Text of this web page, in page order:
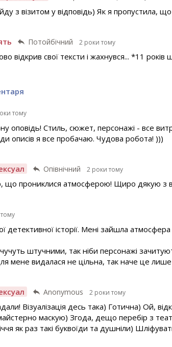
з візитом у відповідь) Як я пропустила,
Потойбічний 2 роки тому
відкрив свої тексти і жахнувся... *11
тому
оповідь! Стиль, сюжет, персонажі - все
описів я все пробачаю. Чудова робота! )))
Опівнічний 2 роки тому
що прониклися атмосферою! Щиро дякую з
детективної історії. Мені зайшла
штучними, так ніби персонажі зачитуют
мене видалася не цільна, так наче це
Anonymous 2 роки тому
Візуалізація десь така) Готична) Ой,
маскую) Згода, дещо перебір з
як раз такі буквоїди та душніли)